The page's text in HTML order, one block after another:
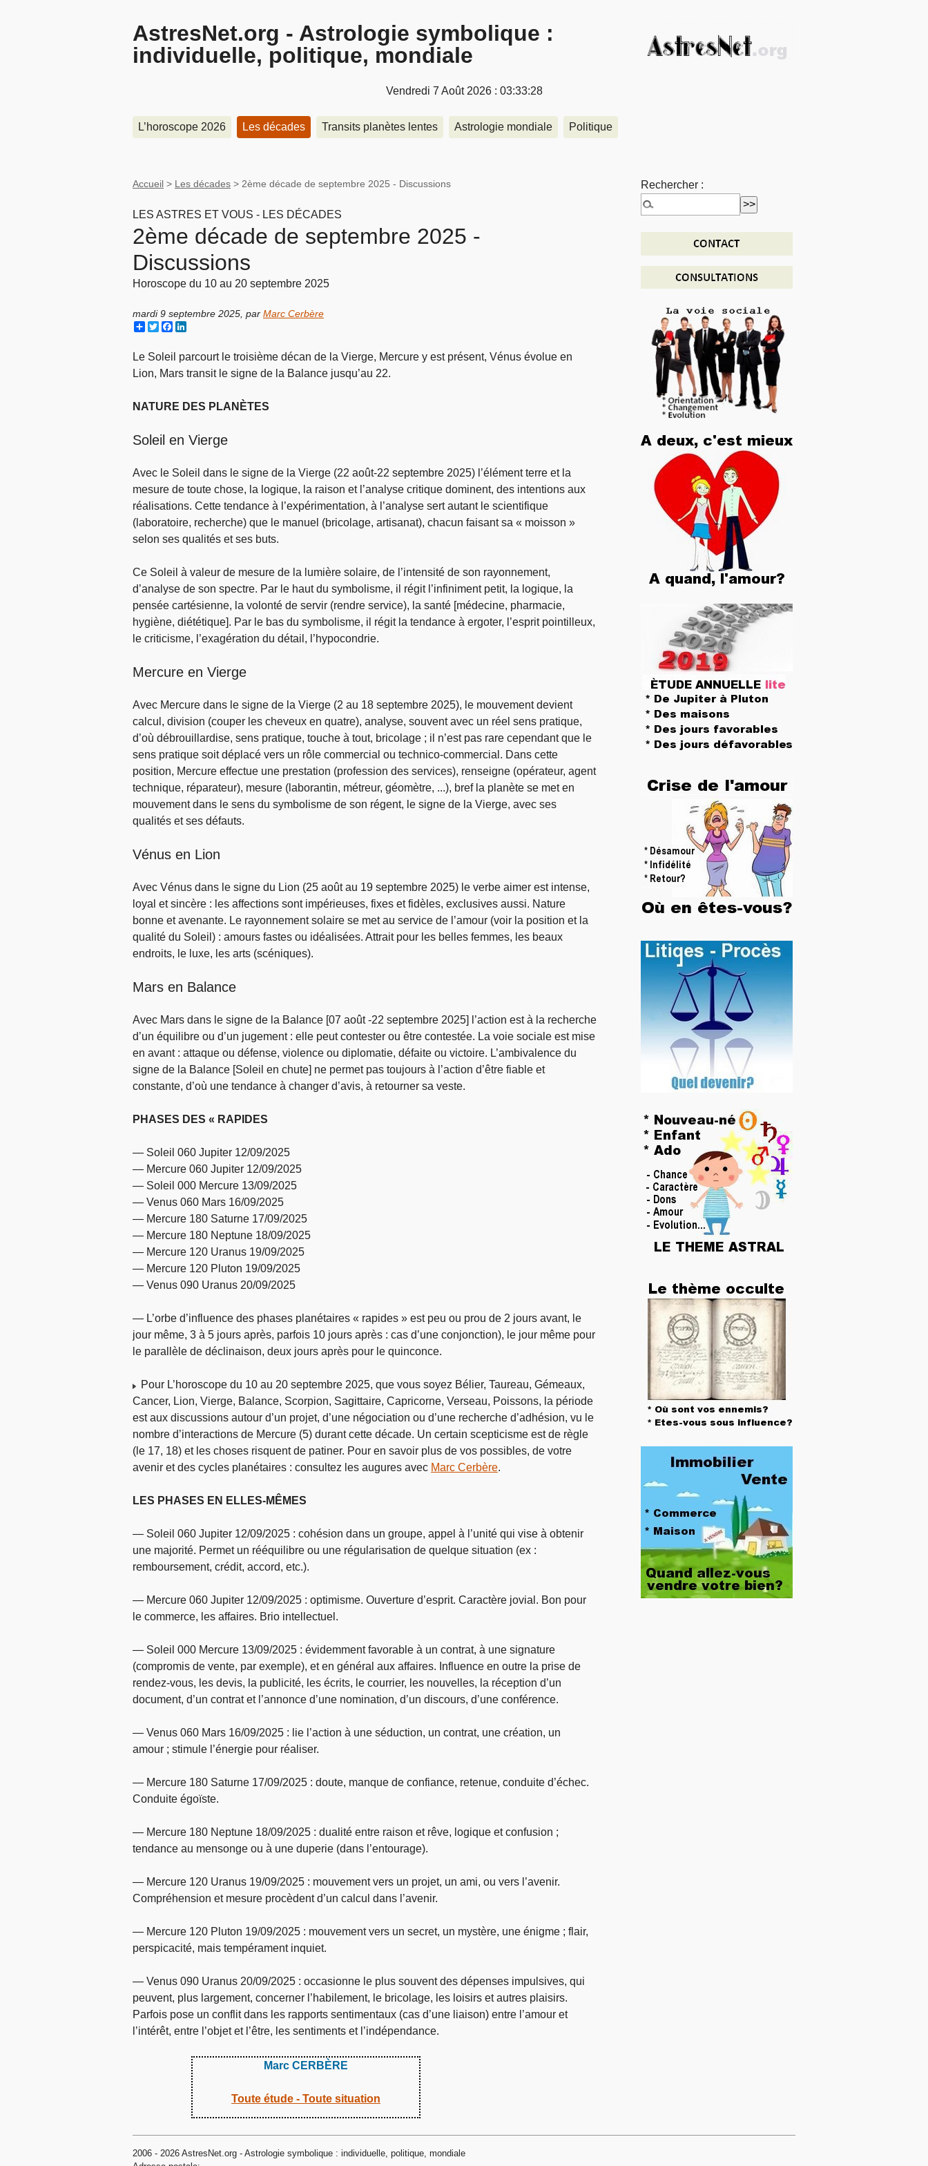
AstresNet.org - Astrologie symbolique :
individuelle, politique, mondiale
Vendredi 7 Août 2026 : 03:33:29
L’horoscope 2026 Les décades Transits planètes lentes Astrologie mondiale Politique
Accueil > Les décades > 2ème décade de septembre 2025 - Discussions
LES ASTRES ET VOUS - LES DÉCADES
2ème décade de septembre 2025 -
Discussions
Horoscope du 10 au 20 septembre 2025
mardi 9 septembre 2025 par Marc Cerbère
ShareTwitterFacebook
Le Soleil parcourt le troisième décan de la Vierge, Mercure y est présent, Vénus évolue en
Lion, Mars transit le signe de la Balance jusqu’au 22.
NATURE DES PLANÈTES
Soleil en Vierge
Avec le Soleil dans le signe de la Vierge (22 août-22 septembre 2025) l’élément terre et la
mesure de toute chose, la logique, la raison et l’analyse critique dominent, des intentions aux
réalisations. Cette tendance à l’expérimentation, à l’analyse sert autant le scientifique
(laboratoire, recherche) que le manuel (bricolage, artisanat), chacun faisant sa « moisson »
selon ses qualités et ses buts.
Ce Soleil à valeur de mesure de la lumière solaire, de l’intensité de son rayonnement,
d’analyse de son spectre. Par le haut du symbolisme, il régit l’infiniment petit, la logique, la
pensée cartésienne, la volonté de servir (rendre service), la santé [médecine, pharmacie,
hygiène, diététique]. Par le bas du symbolisme, il régit la tendance à ergoter, l’esprit pointilleux,
le criticisme, l’exagération du détail, l’hypocondrie.
Mercure en Vierge
Avec Mercure dans le signe de la Vierge (2 au 18 septembre 2025), le mouvement devient
calcul, division (couper les cheveux en quatre), analyse, souvent avec un réel sens pratique,
d’où débrouillardise, sens pratique, touche à tout, bricolage ; il n’est pas rare cependant que le
sens pratique soit déplacé vers un rôle commercial ou technico-commercial. Dans cette
position, Mercure effectue une prestation (profession des services), renseigne (opérateur, agent
technique, réparateur), mesure (laborantin, métreur, géomètre, ...), bref la planète se met en
mouvement dans le sens du symbolisme de son régent, le signe de la Vierge, avec ses
qualités et ses défauts.
Vénus en Lion
Avec Vénus dans le signe du Lion (25 août au 19 septembre 2025) le verbe aimer est intense,
loyal et sincère : les affections sont impérieuses, fixes et fidèles, exclusives aussi. Nature
bonne et avenante. Le rayonnement solaire se met au service de l’amour (voir la position et la
qualité du Soleil) : amours fastes ou idéalisées. Attrait pour les belles femmes, les beaux
endroits, le luxe, les arts (scéniques).
Mars en Balance
Avec Mars dans le signe de la Balance [07 août -22 septembre 2025] l’action est à la recherche
d’un équilibre ou d’un jugement : elle peut contester ou être contestée. La voie sociale est mise
en avant : attaque ou défense, violence ou diplomatie, défaite ou victoire. L’ambivalence du
signe de la Balance [Soleil en chute] ne permet pas toujours à l’action d’être fiable et
constante, d’où une tendance à changer d’avis, à retourner sa veste.
PHASES DES « RAPIDES
— Soleil 060 Jupiter 12/09/2025
— Mercure 060 Jupiter 12/09/2025
— Soleil 000 Mercure 13/09/2025
— Venus 060 Mars 16/09/2025
— Mercure 180 Saturne 17/09/2025
— Mercure 180 Neptune 18/09/2025
— Mercure 120 Uranus 19/09/2025
— Mercure 120 Pluton 19/09/2025
— Venus 090 Uranus 20/09/2025
— L’orbe d’influence des phases planétaires « rapides » est peu ou prou de 2 jours avant, le
jour même, 3 à 5 jours après, parfois 10 jours après : cas d’une conjonction), le jour même pour
le parallèle de déclinaison, deux jours après pour le quinconce.
Pour L’horoscope du 10 au 20 septembre 2025, que vous soyez Bélier, Taureau, Gémeaux,
Cancer, Lion, Vierge, Balance, Scorpion, Sagittaire, Capricorne, Verseau, Poissons, la période
est aux discussions autour d’un projet, d’une négociation ou d’une recherche d’adhésion, vu le
nombre d’interactions de Mercure (5) durant cette décade. Un certain scepticisme est de règle
(le 17, 18) et les choses risquent de patiner. Pour en savoir plus de vos possibles, de votre
avenir et des cycles planétaires : consultez les augures avec Marc Cerbère.
LES PHASES EN ELLES-MÊMES
— Soleil 060 Jupiter 12/09/2025 : cohésion dans un groupe, appel à l’unité qui vise à obtenir
une majorité. Permet un rééquilibre ou une régularisation de quelque situation (ex :
remboursement, crédit, accord, etc.).
— Mercure 060 Jupiter 12/09/2025 : optimisme. Ouverture d’esprit. Caractère jovial. Bon pour
le commerce, les affaires. Brio intellectuel.
— Soleil 000 Mercure 13/09/2025 : évidemment favorable à un contrat, à une signature
(compromis de vente, par exemple), et en général aux affaires. Influence en outre la prise de
rendez-vous, les devis, la publicité, les écrits, le courrier, les nouvelles, la réception d’un
document, d’un contrat et l’annonce d’une nomination, d’un discours, d’une conférence.
— Venus 060 Mars 16/09/2025 : lie l’action à une séduction, un contrat, une création, un
amour ; stimule l’énergie pour réaliser.
— Mercure 180 Saturne 17/09/2025 : doute, manque de confiance, retenue, conduite d’échec.
Conduite égoïste.
— Mercure 180 Neptune 18/09/2025 : dualité entre raison et rêve, logique et confusion ;
tendance au mensonge ou à une duperie (dans l’entourage).
— Mercure 120 Uranus 19/09/2025 : mouvement vers un projet, un ami, ou vers l’avenir.
Compréhension et mesure procèdent d’un calcul dans l’avenir.
— Mercure 120 Pluton 19/09/2025 : mouvement vers un secret, un mystère, une énigme ; flair,
perspicacité, mais tempérament inquiet.
— Venus 090 Uranus 20/09/2025 : occasionne le plus souvent des dépenses impulsives, qui
peuvent, plus largement, concerner l’habilement, le bricolage, les loisirs et autres plaisirs.
Parfois pose un conflit dans les rapports sentimentaux (cas d’une liaison) entre l’amour et
l’intérêt, entre l’objet et l’être, les sentiments et l’indépendance.
Marc CERBÈRE
Toute étude - Toute situation
Rechercher :
2006 - 2026 AstresNet.org - Astrologie symbolique : individuelle, politique, mondiale